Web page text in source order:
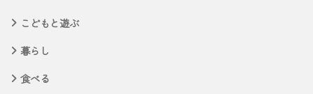
こどもと遊ぶ
暮らし
食べる